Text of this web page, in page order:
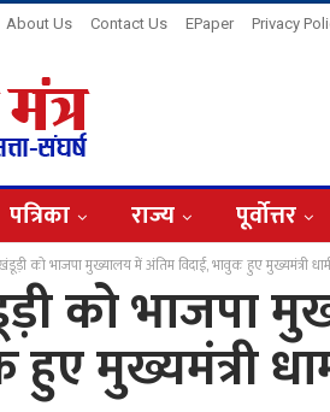
About Us Contact Us EPaper Privacy
पत्रिका राज्य पूर्वोत्तर
को भाजपा मुख्यालय में अंतिम विदाई, भावुक हुए मुख्यमंत्री
को भाजपा
मुख्यमंत्री